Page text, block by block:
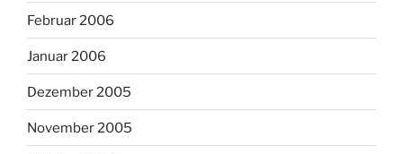
Februar 2006
Januar 2006
Dezember 2005
November 2005